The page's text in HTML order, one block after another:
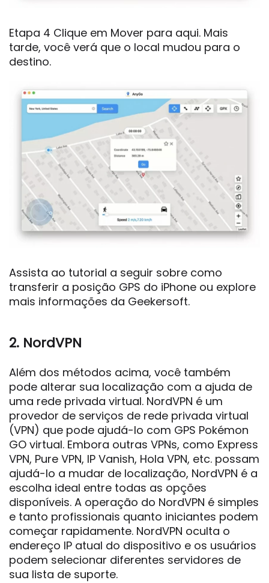
Etapa 4 Clique em Mover para aqui. Mais
tarde, você verá que o local mudou para o
destino.
Assista ao tutorial a seguir sobre como
transferir a posição GPS do iPhone ou explore
mais informações da Geekersoft.
2. NordVPN
Além dos métodos acima, você também
pode alterar sua localização com a ajuda de
uma rede privada virtual. NordVPN é um
provedor de serviços de rede privada virtual
(VPN) que pode ajudá-lo com GPS Pokémon
GO virtual. Embora outras VPNs, como Express
VPN, Pure VPN, IP Vanish, Hola VPN, etc. possam
ajudá-lo a mudar de localização, NordVPN é a
escolha ideal entre todas as opções
disponíveis. A operação do NordVPN é simples
e tanto profissionais quanto iniciantes podem
começar rapidamente. NordVPN oculta o
endereço IP atual do dispositivo e os usuários
podem selecionar diferentes servidores de
sua lista de suporte.